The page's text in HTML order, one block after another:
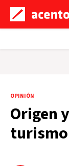
OPINIÓN
Origen